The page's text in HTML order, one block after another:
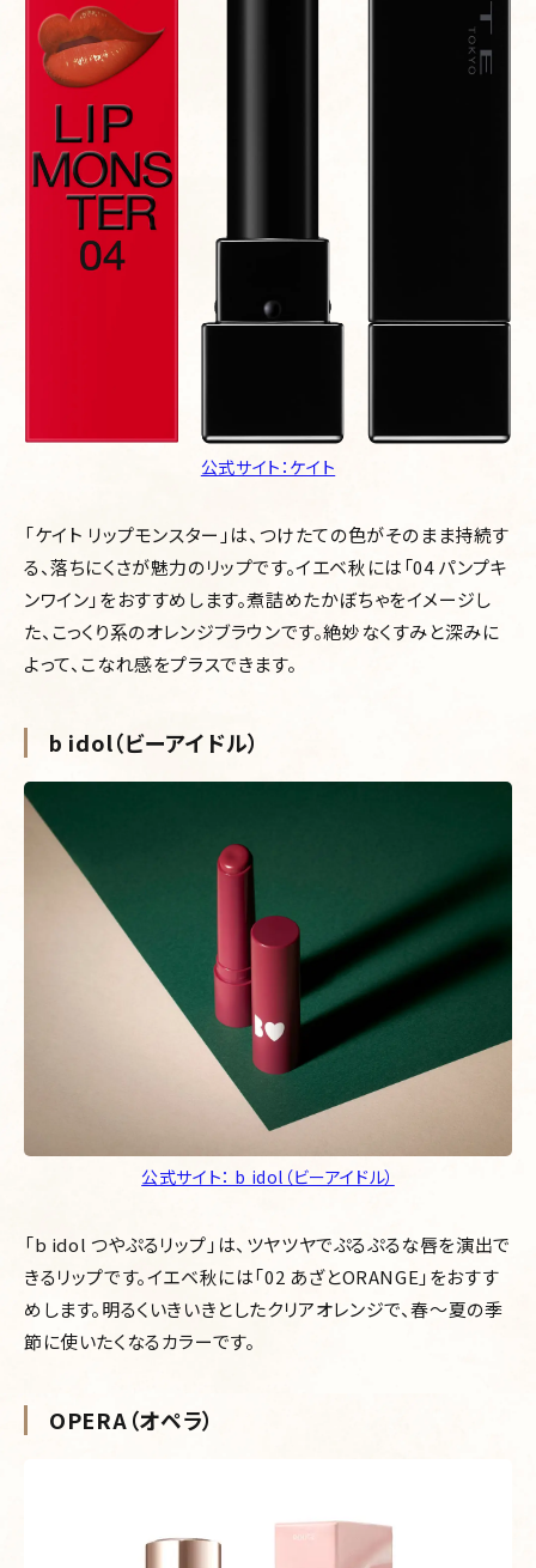
公式サイト：ケイト
「ケイト リップモンスター」は、つけたての色がそのまま持続す
る、落ちにくさが魅力のリップです。イエベ秋には「04 パンプキ
ンワイン」をおすすめします。煮詰めたかぼちゃをイメージし
た、こっくり系のオレンジブラウンです。絶妙なくすみと深みに
よって、こなれ感をプラスできます。
b idol（ビーアイドル）
公式サイト： b idol（ビーアイドル）
「b idol つやぷるリップ」は、ツヤツヤでぷるぷるな唇を演出で
きるリップです。イエベ秋には「02 あざとORANGE」をおすす
めします。明るくいきいきとしたクリアオレンジで、春～夏の季
節に使いたくなるカラーです。
OPERA（オペラ）